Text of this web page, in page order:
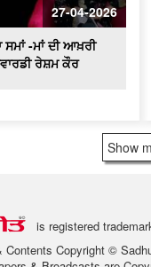
27-04-2026
-ਮਾਂ ਦੀ ਆਖ਼ਰੀ
ਰੇਸ਼ਮ ਕੌਰ
Show
is registered
Contents Copyright ©